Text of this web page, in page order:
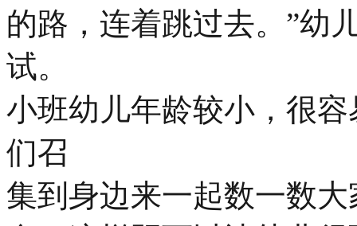
的路，连着跳过去。”幼
试。
小班幼儿年龄较小，很
们召
集到身边来一起数一数